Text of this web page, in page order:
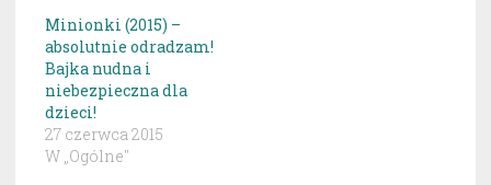
Minionki (2015) –
absolutnie odradzam!
Bajka nudna i
niebezpieczna dla
dzieci!
27 czerwca 2015
W „Ogólne"